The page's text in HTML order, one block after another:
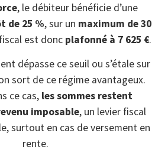
, le débiteur bénéficie d’une
de 25 %, sur un maximum de 30
est donc plafonné à 7 625 €.
dépasse ce seuil ou s’étale sur
sort de ce régime avantageux.
ce cas, les sommes restent
imposable, un levier fiscal
surtout en cas de versement en
rente.